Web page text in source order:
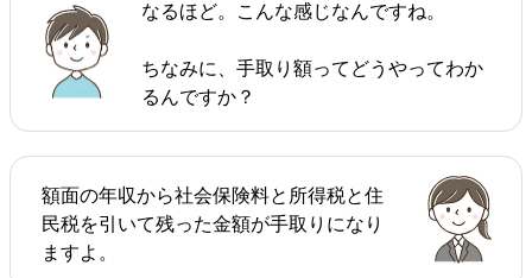
なるほど。こんな感じなんですね。
ちなみに、手取り額ってどうやってわか
るんですか？
額面の年収から社会保険料と所得税と住
民税を引いて残った金額が手取りになり
ますよ。